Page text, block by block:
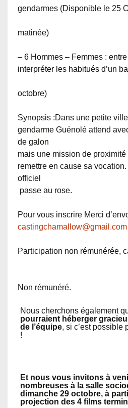
gendarmes (Disponible le 25
matinée)
– 6 Hommes – Femmes :
interpréter les habitués d’un
octobre)
Synopsis :Dans une petite
gendarme Guénolé attend
de galon
mais une mission de
remettre en cause sa
officiel
passe au rose.
Pour vous inscrire Merci
castingchamallow@gmail.com
Participation non rémunérée,
Non rémunéré.
Nous cherchons également
pourraient héberger
de l’équipe, si c’est possible
!
Et nous vous invitons à
nombreuses à la salle
dimanche 29 octobre, à
projection des 4 films